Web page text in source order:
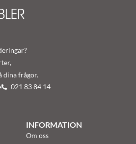
dina frågor.
021 83 84 14
INFORMATION
Om oss